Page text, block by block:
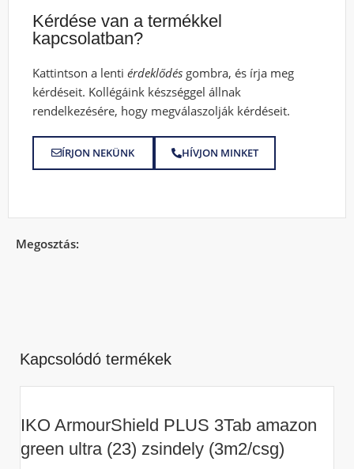
Kérdése van a termékkel
kapcsolatban?
Kattintson a lentiérdeklődés gombra, és írja meg
kérdéseit. Kollégáink készséggel állnak
rendelkezésére, hogy megválaszolják kérdéseit.
ÍRJON NEKÜNK HÍVJON MINKET
Megosztás:
Kapcsolódó termékek
IKO ArmourShield PLUS 3Tab amazon
green ultra (23) zsindely (3m2/csg)